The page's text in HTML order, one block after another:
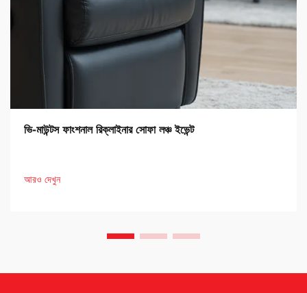
ভি-মাউন্টস ফাংশনাল রিক্লাইনার সোফা লঞ্চ ইভেন্ট
আরও দেখুন